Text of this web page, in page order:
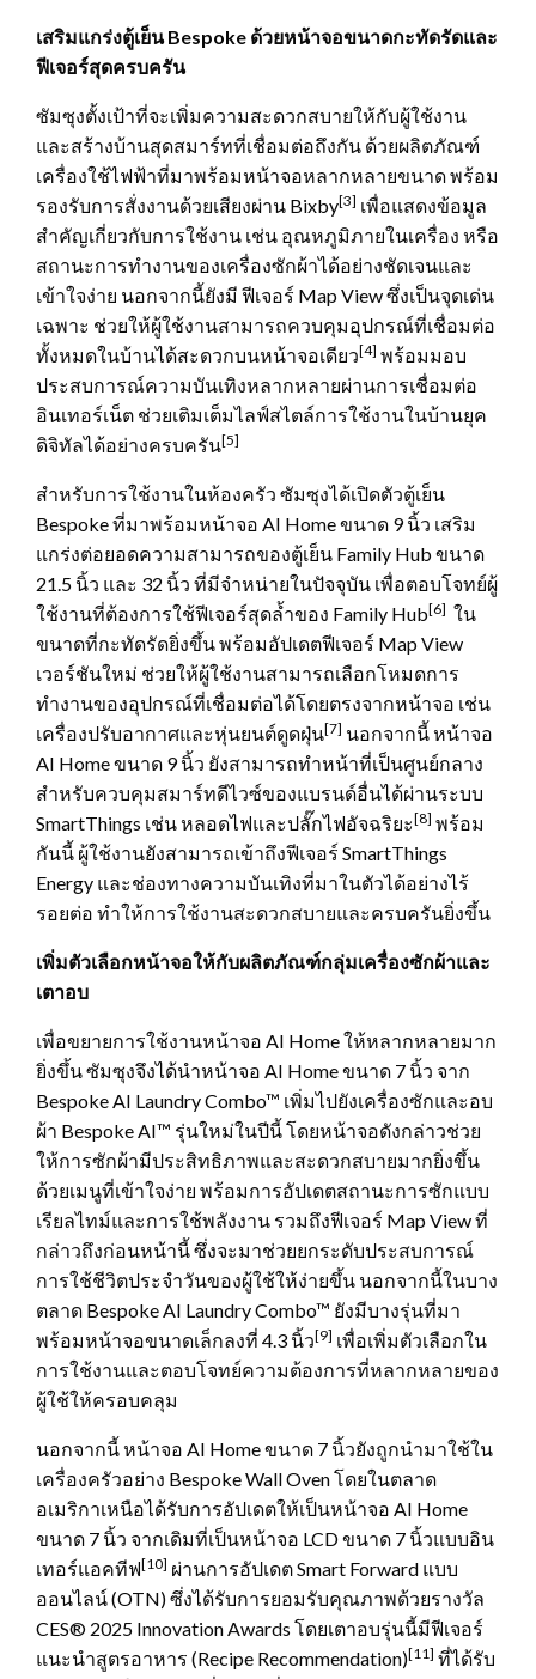
เสริมแกร่งตู้เย็นBespoke ด้วยหน้าจอขนาดกะทัดรัดและ
ฟีเจอร์สุดครบครัน
ซัมซุงตั้งเป้าที่จะเพิ่มความสะดวกสบายให้กับผู้ใช้งาน
และสร้างบ้านสุดสมาร์ทที่เชื่อมต่อถึงกัน ด้วยผลิตภัณฑ์
เครื่องใช้ไฟฟ้าที่มาพร้อมหน้าจอหลากหลายขนาด พร้อม
รองรับการสั่งงานด้วยเสียงผ่าน Bixby[3] เพื่อแสดงข้อมูล
สำคัญเกี่ยวกับการใช้งาน เช่น อุณหภูมิภายในเครื่อง หรือ
สถานะการทำงานของเครื่องซักผ้าได้อย่างชัดเจนและ
เข้าใจง่าย นอกจากนี้ยังมี ฟีเจอร์ Map View ซึ่งเป็นจุดเด่น
เฉพาะ ช่วยให้ผู้ใช้งานสามารถควบคุมอุปกรณ์ที่เชื่อมต่อ
ทั้งหมดในบ้านได้สะดวกบนหน้าจอเดียว[4] พร้อมมอบ
ประสบการณ์ความบันเทิงหลากหลายผ่านการเชื่อมต่อ
อินเทอร์เน็ต ช่วยเติมเต็มไลฟ์สไตล์การใช้งานในบ้านยุค
ดิจิทัลได้อย่างครบครัน[5]
สำหรับการใช้งานในห้องครัว ซัมซุงได้เปิดตัวตู้เย็น
Bespoke ที่มาพร้อมหน้าจอ AI Home ขนาด 9 นิ้ว เสริม
แกร่งต่อยอดความสามารถของตู้เย็น Family Hub ขนาด
21.5 นิ้ว และ 32 นิ้ว ที่มีจำหน่ายในปัจจุบัน เพื่อตอบโจทย์ผู้
ใช้งานที่ต้องการใช้ฟีเจอร์สุดล้ำของ Family Hub[6] ใน
ขนาดที่กะทัดรัดยิ่งขึ้น พร้อมอัปเดตฟีเจอร์ Map View
เวอร์ชันใหม่ ช่วยให้ผู้ใช้งานสามารถเลือกโหมดการ
ทำงานของอุปกรณ์ที่เชื่อมต่อได้โดยตรงจากหน้าจอ เช่น
เครื่องปรับอากาศและหุ่นยนต์ดูดฝุ่น[7] นอกจากนี้ หน้าจอ
AI Home ขนาด 9 นิ้ว ยังสามารถทำหน้าที่เป็นศูนย์กลาง
สำหรับควบคุมสมาร์ทดีไวซ์ของแบรนด์อื่นได้ผ่านระบบ
SmartThings เช่น หลอดไฟและปลั๊กไฟอัจฉริยะ[8] พร้อม
กันนี้ ผู้ใช้งานยังสามารถเข้าถึงฟีเจอร์ SmartThings
Energy และช่องทางความบันเทิงที่มาในตัวได้อย่างไร้
รอยต่อ ทำให้การใช้งานสะดวกสบายและครบครันยิ่งขึ้น
เพิ่มตัวเลือกหน้าจอให้กับผลิตภัณฑ์กลุ่มเครื่องซักผ้าและ
เตาอบ
เพื่อขยายการใช้งานหน้าจอ AI Home ให้หลากหลายมาก
ยิ่งขึ้น ซัมซุงจึงได้นำหน้าจอ AI Home ขนาด 7 นิ้ว จาก
Bespoke AI Laundry Combo™ เพิ่มไปยังเครื่องซักและอบ
ผ้า Bespoke AI™ รุ่นใหม่ในปีนี้ โดยหน้าจอดังกล่าวช่วย
ให้การซักผ้ามีประสิทธิภาพและสะดวกสบายมากยิ่งขึ้น
ด้วยเมนูที่เข้าใจง่าย พร้อมการอัปเดตสถานะการซักแบบ
เรียลไทม์และการใช้พลังงาน รวมถึงฟีเจอร์ Map View ที่
กล่าวถึงก่อนหน้านี้ ซึ่งจะมาช่วยยกระดับประสบการณ์
การใช้ชีวิตประจำวันของผู้ใช้ให้ง่ายขึ้น นอกจากนี้ในบาง
ตลาด Bespoke AI Laundry Combo™ ยังมีบางรุ่นที่มา
พร้อมหน้าจอขนาดเล็กลงที่ 4.3 นิ้ว[9] เพื่อเพิ่มตัวเลือกใน
การใช้งานและตอบโจทย์ความต้องการที่หลากหลายของ
ผู้ใช้ให้ครอบคลุม
นอกจากนี้ หน้าจอ AI Home ขนาด 7 นิ้วยังถูกนำมาใช้ใน
เครื่องครัวอย่าง Bespoke Wall Oven โดยในตลาด
อเมริกาเหนือได้รับการอัปเดตให้เป็นหน้าจอ AI Home
ขนาด 7 นิ้ว จากเดิมที่เป็นหน้าจอ LCD ขนาด 7 นิ้วแบบอิน
เทอร์แอคทีฟ[10] ผ่านการอัปเดต Smart Forward แบบ
ออนไลน์ (OTN) ซึ่งได้รับการยอมรับคุณภาพด้วยรางวัล
CES® 2025 Innovation Awards โดยเตาอบรุ่นนี้มีฟีเจอร์
แนะนำสูตรอาหาร (Recipe Recommendation)[11] ที่ได้รับ